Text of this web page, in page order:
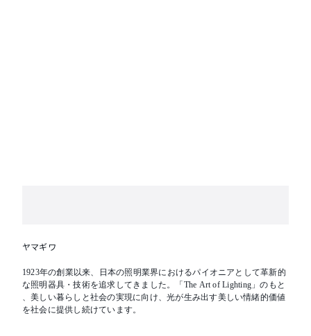
ヤマギワ
1923年の創業以来、日本の照明業界におけるパイオニアとして革新的
な照明器具・技術を追求してきました。「The Art of Lighting」のもと
、美しい暮らしと社会の実現に向け、光が生み出す美しい情緒的価値
を社会に提供し続けています。